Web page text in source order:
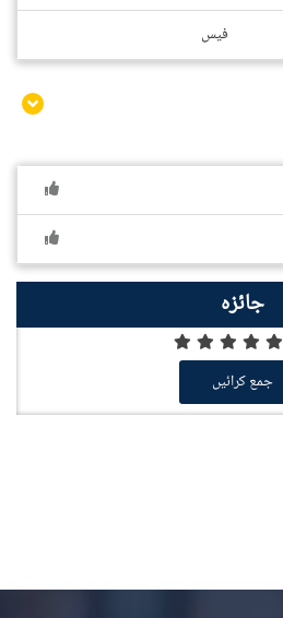
فیس
جائزہ
جمع کرائیں